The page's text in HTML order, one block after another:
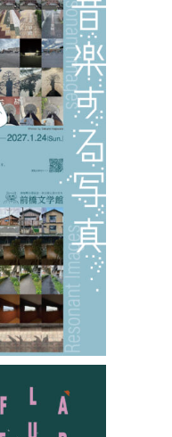
テム メンテナンスの
な散歩」展ワークシ
ろう！
ルが広瀬川に出現！
マンドリンオ